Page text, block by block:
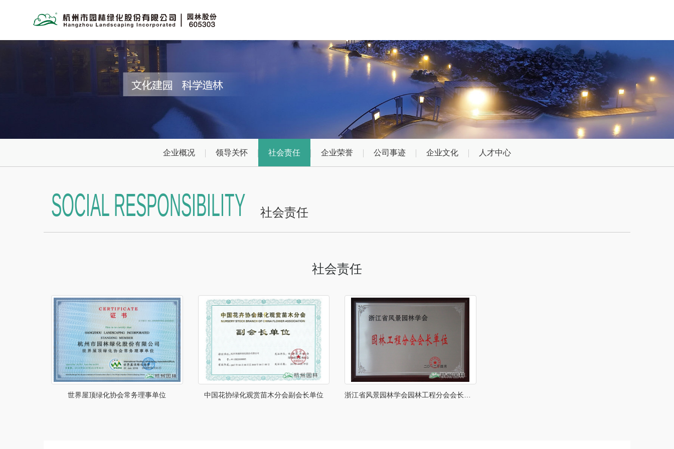
企业概况 领导关怀 社会责任 企业荣誉 公司事迹 企业文化 人才中心
SOCIAL RESPONSIBILITY 社会责任
社会责任
世界屋顶绿化协会常务理事单位 中国花协绿化观赏苗木分会副会长单位